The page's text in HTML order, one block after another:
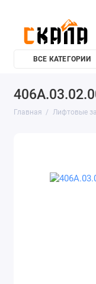
ВСЕ КАТЕГОРИИ
Главная Лифтовые